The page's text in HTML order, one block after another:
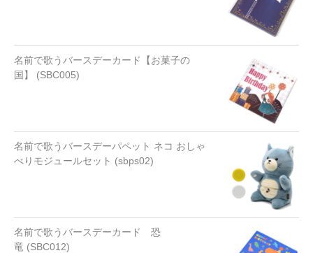
名前で歌うバースデーカード【お菓子の
国】 (SBC005)
名前で歌うバースデーパペット ネコ おしゃ
べりモジュールセット (sbps02)
名前で歌うバースデーカード 恐
竜 (SBC012)